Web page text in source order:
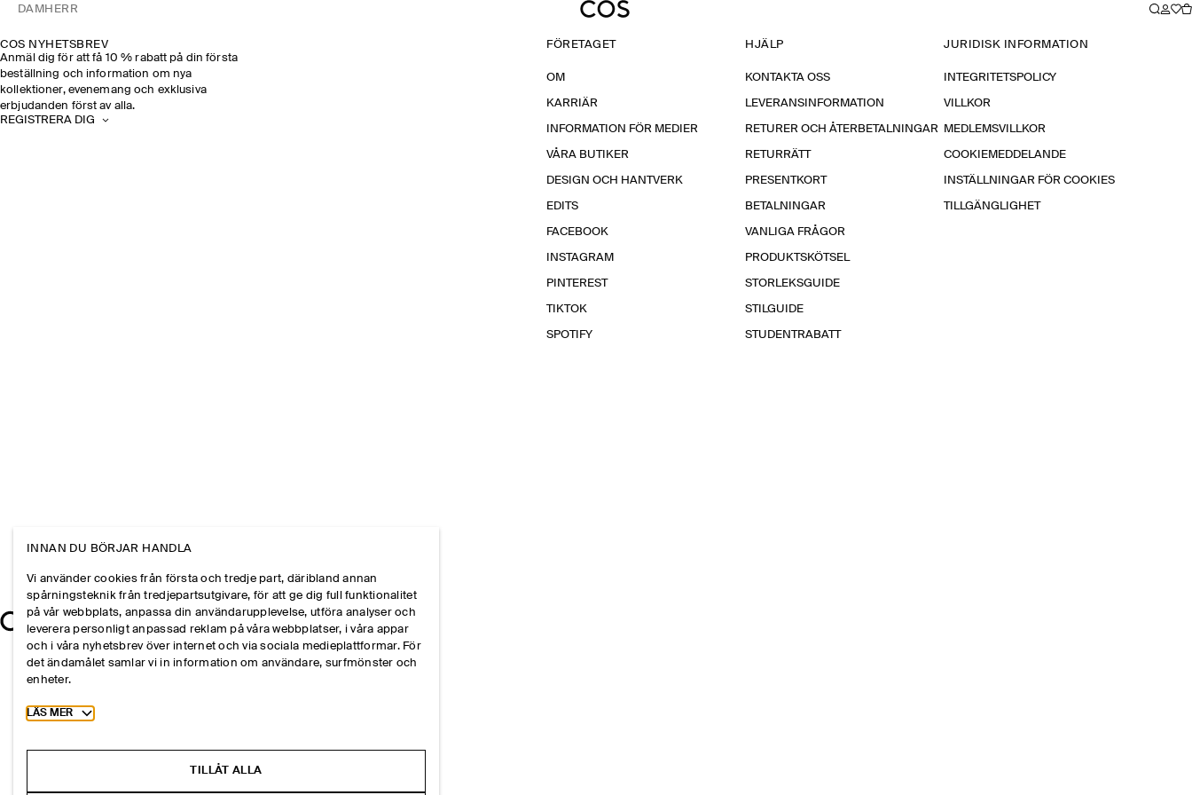
DAM HERR
COS NYHETSBREV
Anmäl dig för att få 10 % rabatt på din första
beställning och information om nya
kollektioner, evenemang och exklusiva
erbjudanden först av alla.
REGISTRERA DIG
FÖRETAGET
OM
KARRIÄR
INFORMATION FÖR MEDIER
VÅRA BUTIKER
DESIGN OCH HANTVERK
EDITS
FACEBOOK
INSTAGRAM
PINTEREST
TIKTOK
SPOTIFY
HJÄLP
KONTAKTA OSS
LEVERANSINFORMATION
RETURER OCH ÅTERBETALNINGAR
RETURRÄTT
PRESENTKORT
BETALNINGAR
VANLIGA FRÅGOR
PRODUKTSKÖTSEL
STORLEKSGUIDE
STILGUIDE
STUDENTRABATT
JURIDISK INFORMATION
INTEGRITETSPOLICY
VILLKOR
MEDLEMSVILLKOR
COOKIEMEDDELANDE
INSTÄLLNINGAR FÖR COOKIES
TILLGÄNGLIGHET
INNAN DU BÖRJAR HANDLA
Vi använder cookies från första och tredje part, däribland annan
spårningsteknik från tredjepartsutgivare, för att ge dig full funktionalitet
på vår webbplats, anpassa din användarupplevelse, utföra analyser och
leverera personligt anpassad reklam på våra webbplatser, i våra appar
och i våra nyhetsbrev över internet och via sociala medieplattformar. För
det ändamålet samlar vi in information om användare, surfmönster och
enheter.
Toggle more cookie information
LÄS MER
TILLÅT ALLA